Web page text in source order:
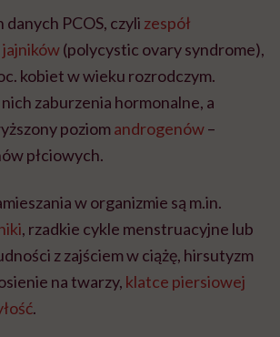
PCOS, czyli zespół
(polycystic ovary syndrome),
kobiet w wieku rozrodczym.
zaburzenia hormonalne, a
poziomandrogenów–
płciowych.
w organizmie są m.in.
, rzadkie cykle menstruacyjne lub
z zajściem w ciążę, hirsutyzm
na twarzy, klatce piersiowej
.